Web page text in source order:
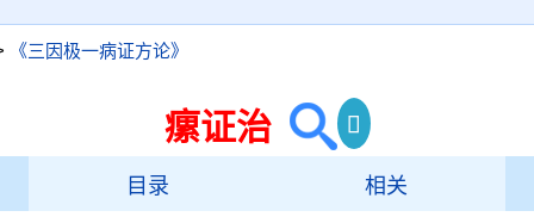
《三因极一病证方论》
瘰证治
目录 相关